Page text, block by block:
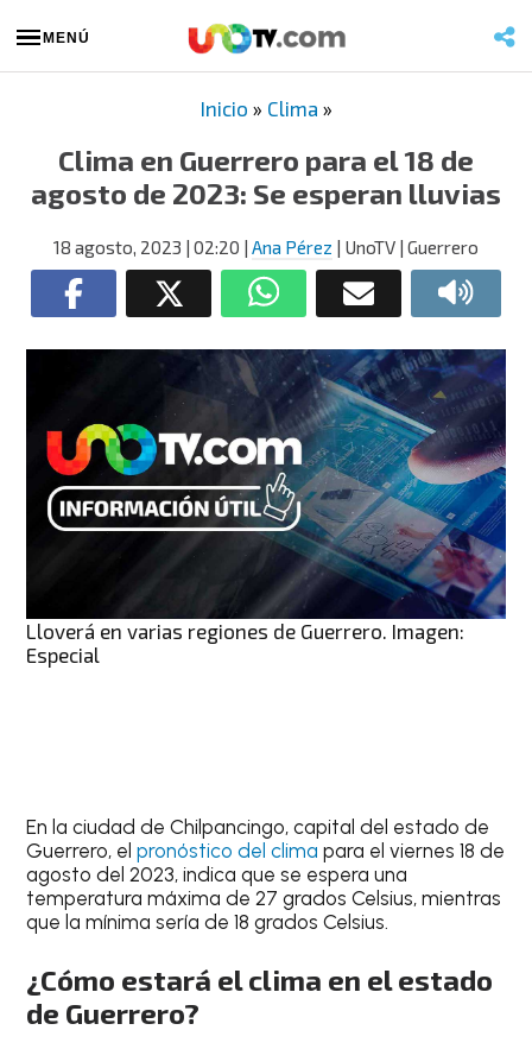
MENÚ
Inicio » Clima »
Clima en Guerrero para el 18 de
agosto de 2023: Se esperan lluvias
18 agosto, 2023 | 02:20 | Ana Pérez | UnoTV | Guerrero
Lloverá en varias regiones de Guerrero. Imagen:
Especial
En la ciudad deChilpancingo, capital del estado de
Guerrero, elpronóstico del clima para elviernes 18 de
agosto del 2023, indica que se espera una
temperatura máxima de 27 grados Celsius, mientras
que la mínima sería de 18 grados Celsius.
¿Cómo estará el clima en el estado
de Guerrero?